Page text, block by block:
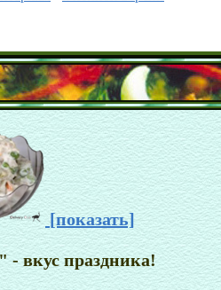
[показать]
вкус праздника!